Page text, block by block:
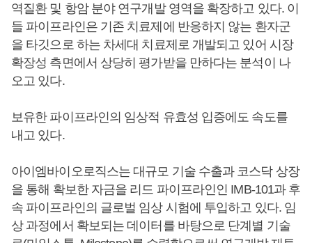
역질환 및 항암 분야 연구개발 영역을 확장하고 있다. 이
들 파이프라인은 기존 치료제에 반응하지 않는 환자군
을 타깃으로 하는 차세대 치료제로 개발되고 있어 시장
확장성 측면에서 상당히 평가받을 만하다는 분석이 나
오고 있다.
보유한 파이프라인의 임상적 유효성 입증에도 속도를
내고 있다.
아이엠바이오로직스는 대규모 기술 수출과 코스닥 상장
을 통해 확보한 자금을 리드 파이프라인인 IMB-101과 후
속 파이프라인의 글로벌 임상 시험에 투입하고 있다. 임
상 과정에서 확보되는 데이터를 바탕으로 단계별 기술